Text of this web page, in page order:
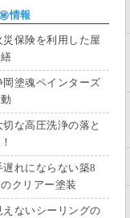
情報
災保険を利用した屋
岡塗魂ペインターズ
切な高圧洗浄の落と
遅れにならない築8
クリアー塗装
えないシーリングの